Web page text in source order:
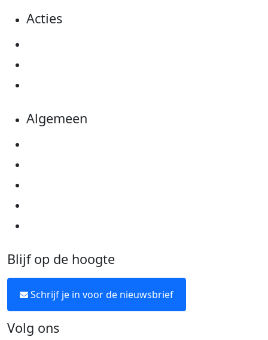
Acties
Algemeen
Blijf op de hoogte
Schrijf je in voor de nieuwsbrief
Volg ons